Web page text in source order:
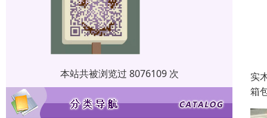
本站共被浏览过 8076109 次
实
箱